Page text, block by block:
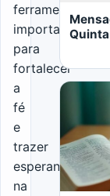
ferramenta
importante
para
fortalecer
a
fé
e
trazer
esperança
na
LER